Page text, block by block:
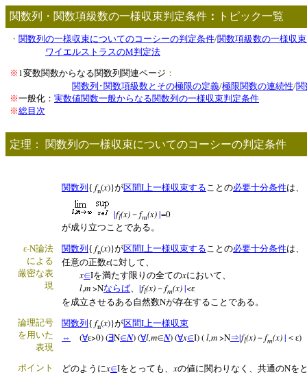
関数列・関数項級数の一様収束判定条件 ： トピック一覧
・ 関数列の一様収束についてのコーシーの判定条件/関数項級数の一様収
ワイエルストラスのM判定法
※ 1変数関数からなる関数列関連ページ ：
関数列･関数項級数とその極限の定義/極限関数の連続性/
※一般化： 実数値関数一般からなる関数列の一様収束判定条件
※総目次
定理： 関数列の一様収束についてのコーシーの判定条件
関数列 { fn(x)}が区間I上一様収束することの必要十分条件は、
|fl(x) － fm(x)|=0
が成り立つことである。
ε-N論法
による
厳密な表
現
関数列 { fn(x)}が区間I上一様収束することの必要十分条件は、
任意の正数εに対して、
x∈Iを満たす限りの全てのxにおいて、
l,m>Nならば |fl(x) － fm(x)|<ε
を成立させるある自然数Nが存在することである。
論理記号
を用いた
表現
関数列 { fn(x)}が区間I上一様収束
⇔
(∀ε>0) (∃N∈N) (∀l,m∈N) (∀x∈I) (l,m>N⇒|fl(x) － fm(x)| ＜ε)
ポイント どのようにx∈Iをとっても、xの値に関わりなく、共通のNを